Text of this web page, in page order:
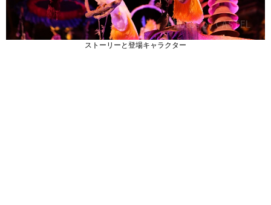
ストーリーと登場キャラクター